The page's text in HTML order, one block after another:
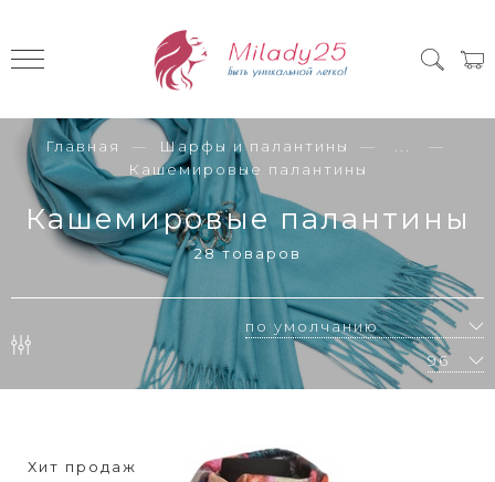
Главная Шарфы и палантины
Кашемировые палантины
Кашемировые палантины
28 товаров
Хит продаж